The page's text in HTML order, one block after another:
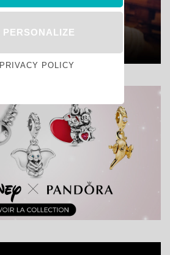
PERSONALIZE
PRIVACY POLICY